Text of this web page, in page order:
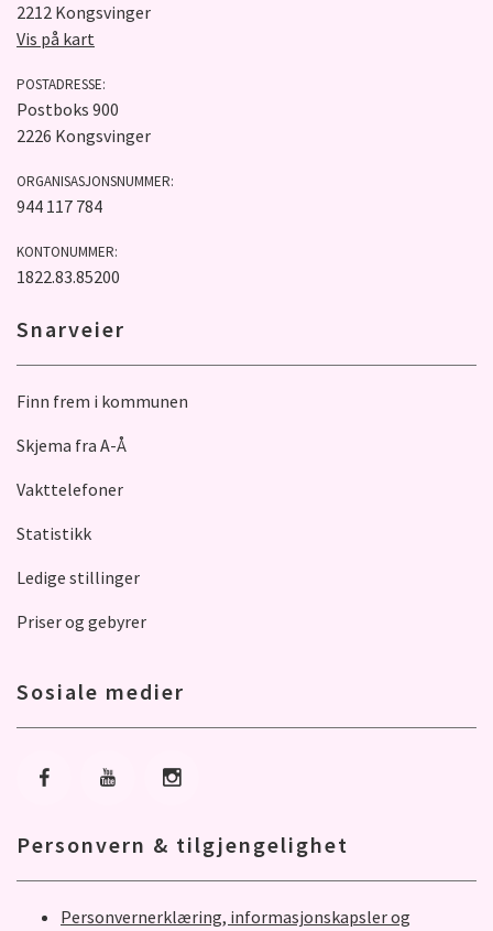
2212 Kongsvinger
Vis på kart
POSTADRESSE:
Postboks 900
2226 Kongsvinger
ORGANISASJONSNUMMER:
944 117 784
KONTONUMMER:
1822.83.85200
Snarveier
Finn frem i kommunen
Skjema fra A-Å
Vakttelefoner
Statistikk
Ledige stillinger
Priser og gebyrer
Sosiale medier
Gå til Facebook
Gå til YoutubeGå til Instagram
Personvern & tilgjengelighet
Personvernerklæring, informasjonskapsler og